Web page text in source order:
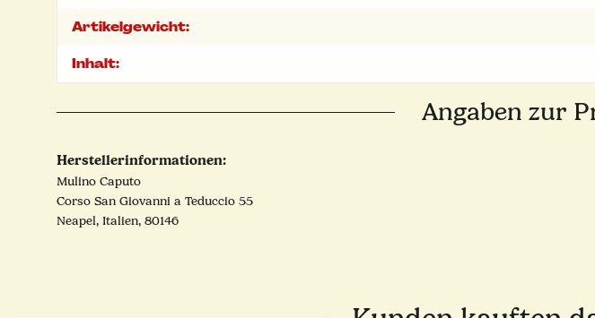
Artikelgewicht:
Inhalt:
Angaben zur
Herstellerinformationen:
Mulino Caputo
Corso San Giovanni a Teduccio 55
Neapel, Italien, 80146